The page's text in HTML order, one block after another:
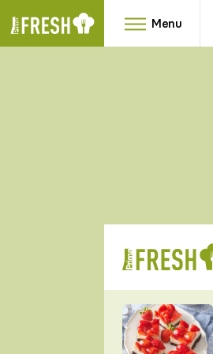
Menu
RYCHLOVKY